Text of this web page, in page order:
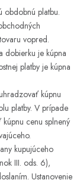
obdobnú platbu.
vopred.
dobierku je kúpna
platby je kúpna
kúpnu
platby. V prípade
cenu splnený
kupujúceho
III. ods. 6),
Ustanovenie